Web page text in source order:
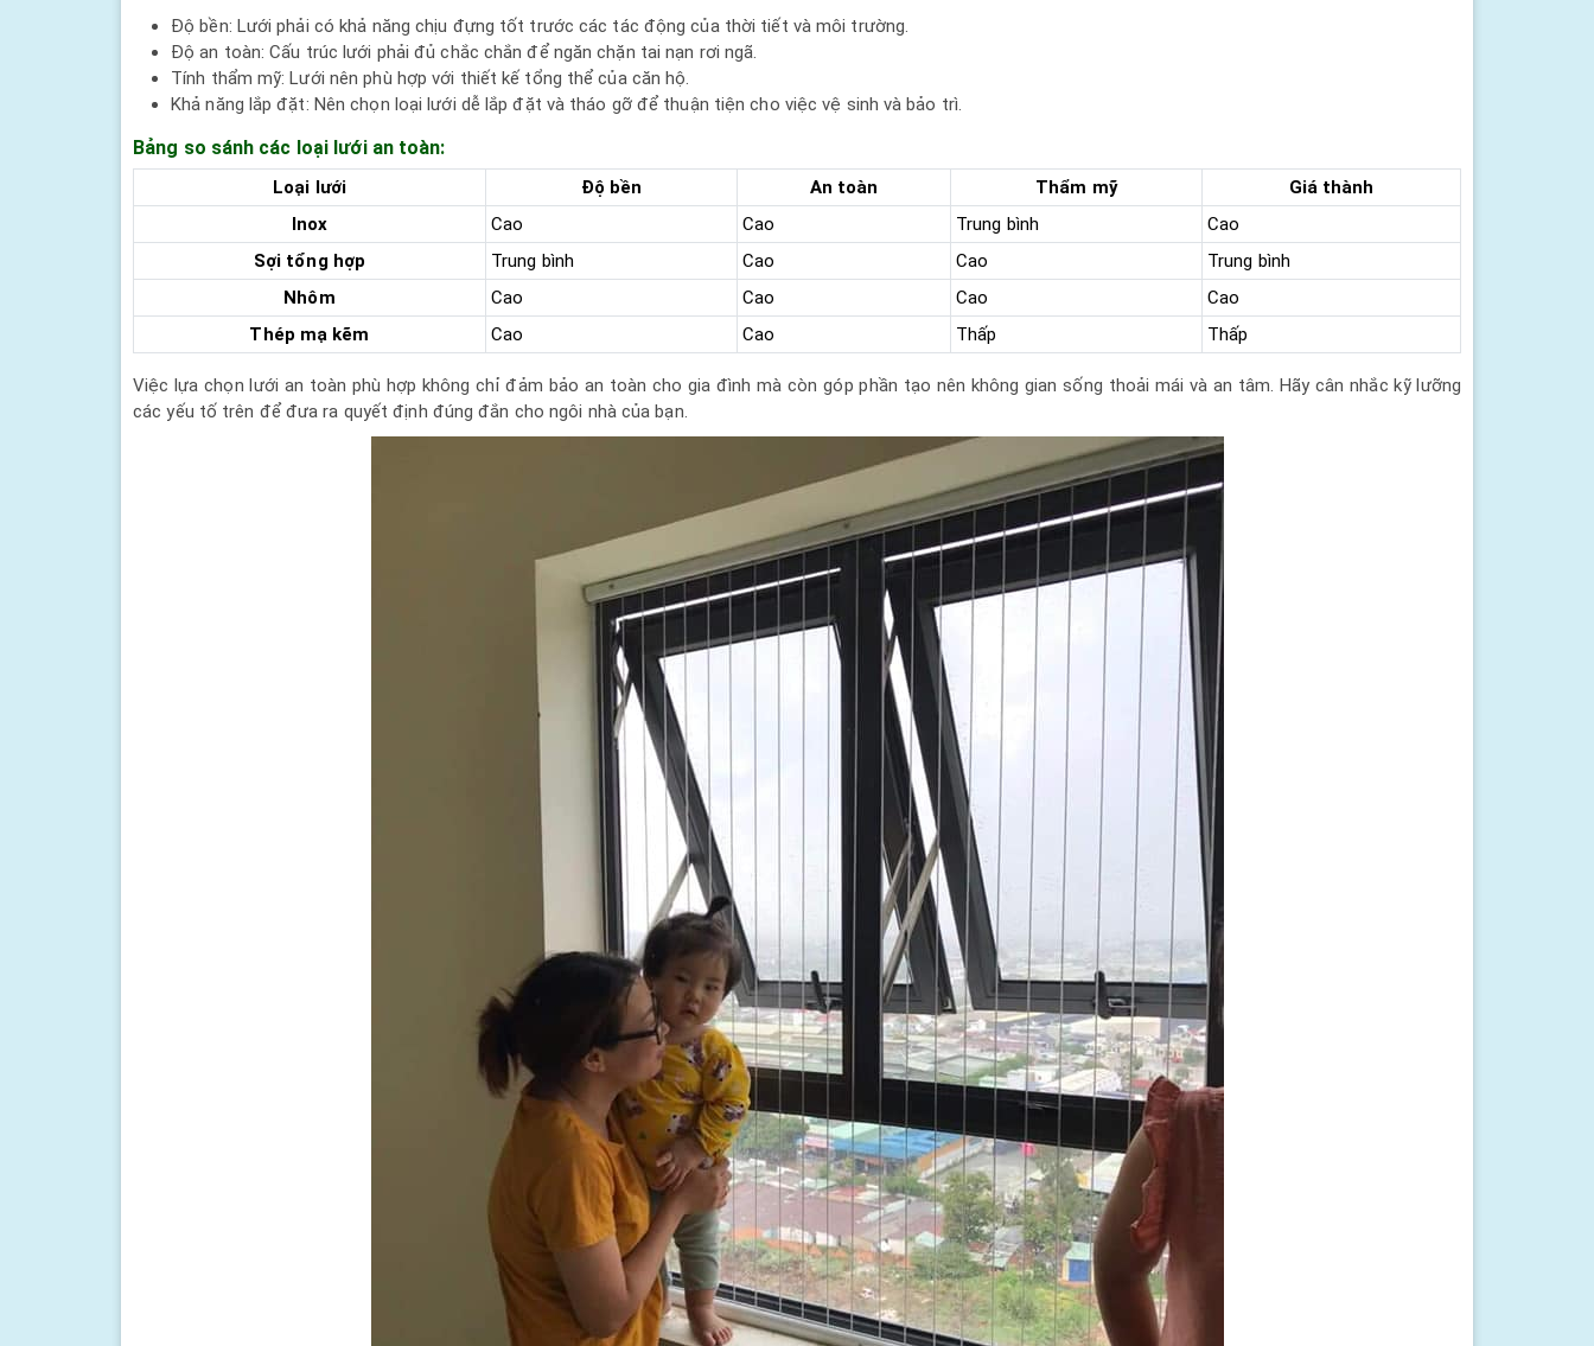
Độ bền: Lưới phải có khả năng chịu đựng tốt trước các tác động của thời tiết và môi trường.
Độ an toàn: Cấu trúc lưới phải đủ chắc chắn để ngăn chặn tai nạn rơi ngã.
Tính thẩm mỹ: Lưới nên phù hợp với thiết kế tổng thể của căn hộ.
Khả năng lắp đặt: Nên chọn loại lưới dễ lắp đặt và tháo gỡ để thuận tiện cho việc vệ sinh và bảo trì.
Bảng so sánh các loại lưới an toàn:
Loại lưới Độ bền An toàn Thẩm mỹ
Giá thành
Inox
Cao Cao Trung bình
Cao
Sợi tổng hợp
Trung bình Cao Cao
Trung bình
Nhôm
Cao Cao Cao
Cao
Thép mạ kẽm
Cao Cao Thấp Thấp
Việc lựa chọn lưới an toàn phù hợp không chỉ đảm bảo an toàn cho gia đình mà còn góp phần tạo nên không gian sống thoải mái và an tâm. Hãy cân nhắc kỹ lưỡng
các yếu tố trên để đưa ra quyết định đúng đắn cho ngôi nhà của bạn.